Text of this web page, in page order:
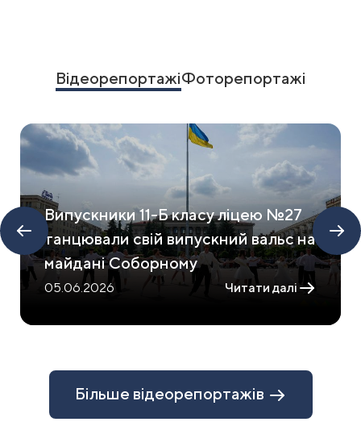
ВідеорепортажіФоторепортажі
Випускники 11-Б класу ліцею №27
танцювали свій випускний вальс на
майдані Соборному
05.06.2026 Читати далі
Більше відеорепортажів